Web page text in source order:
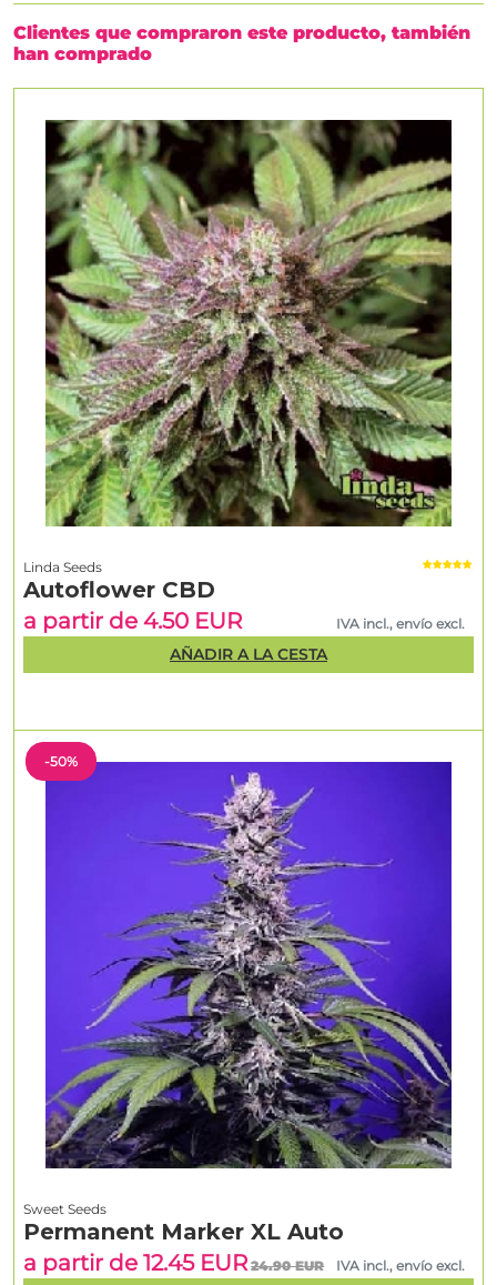
Clientes que compraron este producto, también
han comprado
-50%
Sweet Seeds
Permanent Marker XL Auto
a partir de 12.45 EUR 24.90 EUR IVA incl., envío excl.
Linda Seeds
Autoflower CBD
a partir de 4.50 EUR
IVA incl., envío excl.
AÑADIR A LA CESTA